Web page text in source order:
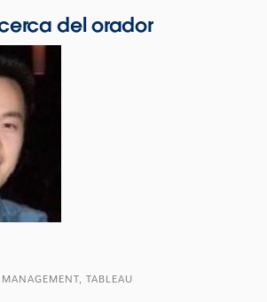
del orador
TABLEAU